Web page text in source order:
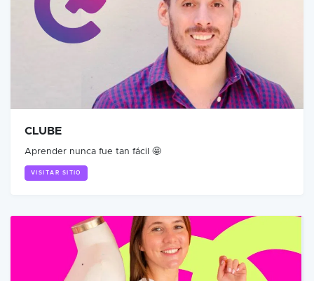
CLUBE
Aprender nunca fue tan fácil 🤩
VISITAR SITIO